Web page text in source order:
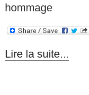
hommage
Lire la suite...